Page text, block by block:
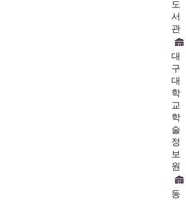
도
서
관
대
구
대
학
교
학
술
정
보
원
동